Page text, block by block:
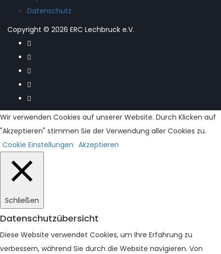
Datenschutz
Copyright © 2026 ERC Lechbruck e.V.
Wir verwenden Cookies auf unserer Website. Durch Klicken auf
"Akzeptieren" stimmen Sie der Verwendung aller Cookies zu.
Cookie Einstellungen Akzeptieren
Schließen
Datenschutzübersicht
Diese Website verwendet Cookies, um Ihre Erfahrung zu
verbessern, während Sie durch die Website navigieren. Von